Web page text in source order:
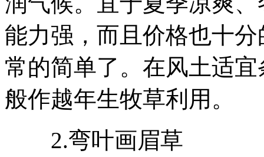
能力强，而且价格也十
常的简单了。在风土适
般作越年生牧草利用。
2.弯叶画眉草